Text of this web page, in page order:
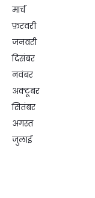
मार्च
फ़रवरी
जनवरी
दिसंबर
नवंबर
अक्टूबर
सितंबर
अगस्त
जुलाई